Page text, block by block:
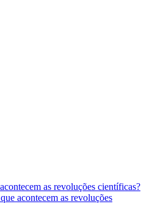
as revoluções científicas?
acontecem as revoluções